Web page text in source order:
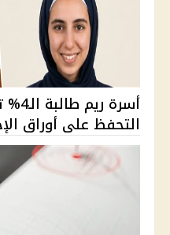
أسرة
التحفظ على أوراق